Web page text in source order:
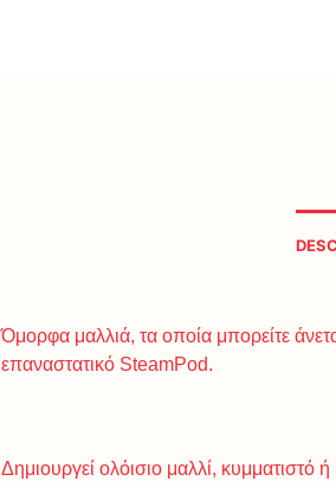
Όμορφα μαλλιά, τα οποία μπορείτε
επαναστατικό SteamPod.
Δημιουργεί ολόισιο μαλλί, κυμματιστό